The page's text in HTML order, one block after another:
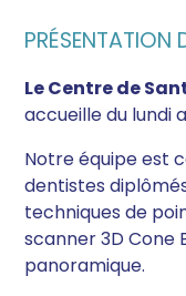
PRÉSENTATION
Le Centre de
accueille du lundi
Notre équipe est
dentistes
techniques de
scanner 3D Cone
panoramique.